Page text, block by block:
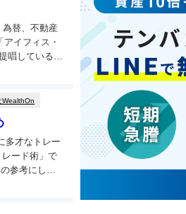
為替、不動産
イフィス・
唱しているこ
WealthOn
多才なトレー
ード術」で